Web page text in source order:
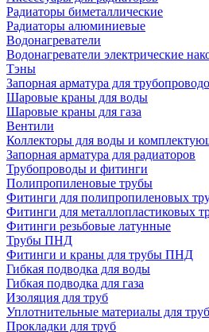
Радиаторы биметаллические
Радиаторы алюминиевые
Водонагреватели
Водонагреватели электрические
Тэны
Запорная арматура для
Шаровые краны для воды
Шаровые краны для газа
Вентили
Коллекторы для воды и
Запорная арматура для радиаторов
Трубопроводы и фитинги
Полипропиленовые трубы
Фитинги для полипропиленовых
Фитинги для металлопластиковых
Фитинги резьбовые латунные
Трубы ПНД
Фитинги и краны для трубы ПНД
Гибкая подводка для воды
Гибкая подводка для газа
Изоляция для труб
Уплотнительные материалы для труб
Прокладки для труб